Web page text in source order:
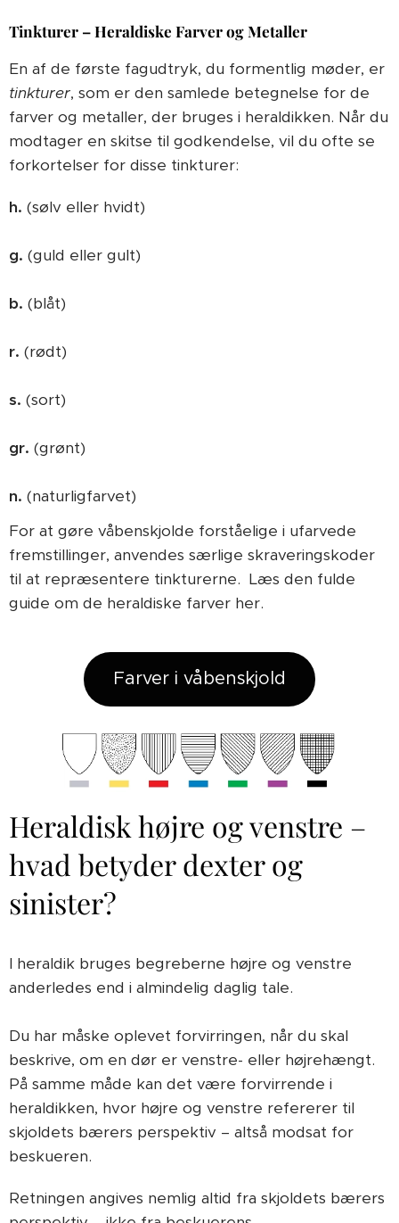
Tinkturer – Heraldiske Farver og Metaller
En af de første fagudtryk, du formentlig møder, er
tinkturer, som er den samlede betegnelse for de
farver og metaller, der bruges i heraldikken. Når du
modtager en skitse til godkendelse, vil du ofte se
forkortelser for disse tinkturer:
h. (sølv eller hvidt)
g. (guld eller gult)
b. (blåt)
r. (rødt)
s. (sort)
gr. (grønt)
n. (naturligfarvet)
For at gøre våbenskjolde forståelige i ufarvede
fremstillinger, anvendes særlige skraveringskoder
til at repræsentere tinkturerne. Læs den fulde
guide om de heraldiske farver her.
Farver i våbenskjold
Heraldisk højre og venstre –
hvad betyder dexter og
sinister?
I heraldik bruges begreberne højre og venstre
anderledes end i almindelig daglig tale.
Du har måske oplevet forvirringen, når du skal
beskrive, om en dør er venstre- eller højrehængt.
På samme måde kan det være forvirrende i
heraldikken, hvor højre og venstre refererer til
skjoldets bærers perspektiv – altså modsat for
beskueren.
Retningen angives nemlig altid fra skjoldets bærers